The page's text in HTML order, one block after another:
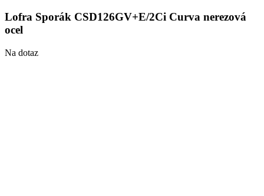
Lofra Sporák CSD126GV+E/2Ci Curva nerezová
ocel
Na dotaz